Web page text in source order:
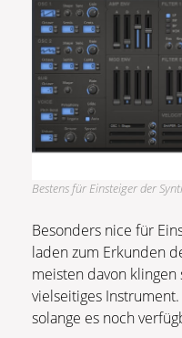
Bestens für Einsteiger der
Besonders nice für
laden zum Erkunden
meisten davon
vielseitiges
solange es noch